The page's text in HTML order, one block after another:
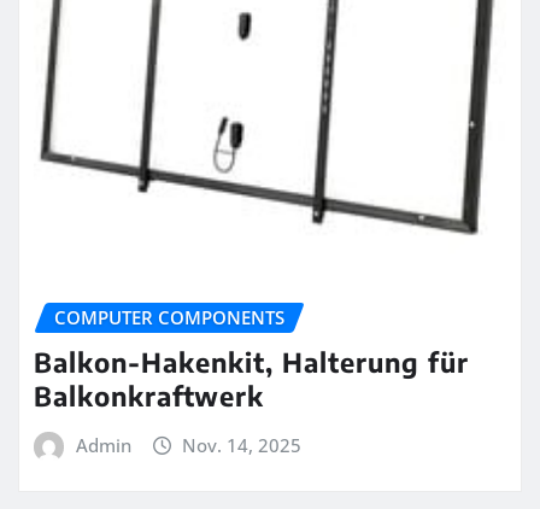
COMPUTER COMPONENTS
Balkon-Hakenkit, Halterung für
Balkonkraftwerk
Admin Nov. 14, 2025